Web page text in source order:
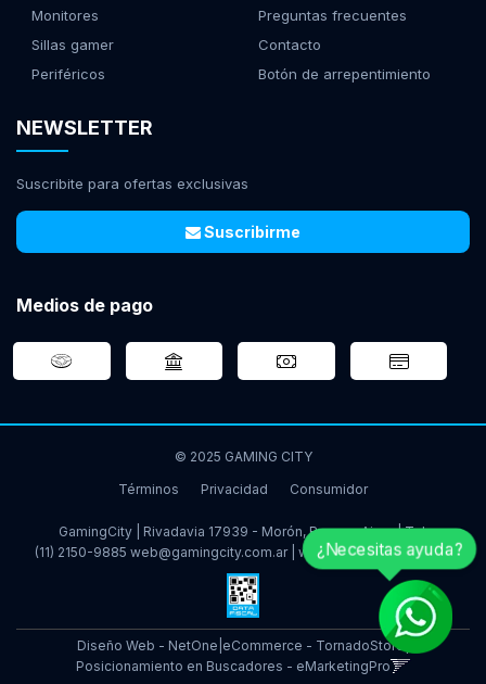
Monitores
Sillas gamer
Periféricos
Preguntas frecuentes
Contacto
Botón de arrepentimiento
NEWSLETTER
Suscribite para ofertas exclusivas
Suscribirme
Medios de pago
© 2025 GAMING CITY
Términos
Privacidad Consumidor
GamingCity | Rivadavia 17939 - Morón, Buenos Aires | Tel:
(11) 2150-9885 web@gamingcity.com.ar www.gamingcity.com.ar
Diseño Web - NetOne eCommerce - TornadoStore
Posicionamiento en Buscadores - eMarketingPro
¿Necesitas ayuda?